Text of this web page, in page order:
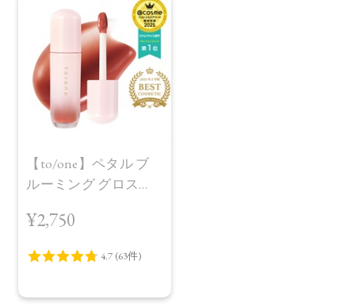
【to/one】ペタル ブ
ルーミング グロス
¥2,750